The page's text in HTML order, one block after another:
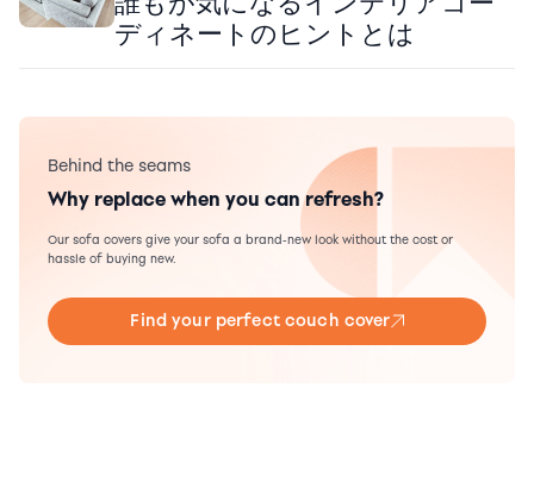
ディネートのヒントとは
Behind the seams
Why replace when you can refresh?
Our sofa covers give your sofa a brand-new look without the cost or
hassle of buying new.
Find your perfect couch cover